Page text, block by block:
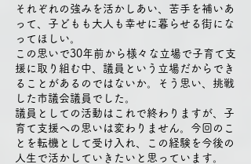
それぞれの強みを活かしあい、苦手を補いあ
って、子どもも大人も幸せに暮らせる街にな
ってほしい。
この思いで30年前から様々な立場で子育て支
援に取り組む中、議員という立場だからでき
ることがあるのではないか。そう思い、挑戦
した市議会議員でした。
議員としての活動はこれで終わりますが、子
育て支援への思いは変わりません。今回のこ
とを転機として受け入れ、この経験を今後の
人生で活かしていきたいと思っています。